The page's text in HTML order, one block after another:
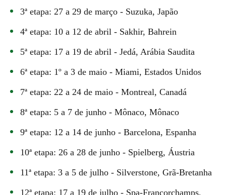
3ª etapa: 27 a 29 de março - Suzuka, Japão
4ª etapa: 10 a 12 de abril - Sakhir, Bahrein
5ª etapa: 17 a 19 de abril - Jedá, Arábia Saudita
6ª etapa: 1º a 3 de maio - Miami, Estados Unidos
7ª etapa: 22 a 24 de maio - Montreal, Canadá
8ª etapa: 5 a 7 de junho - Mônaco, Mônaco
9ª etapa: 12 a 14 de junho - Barcelona, Espanha
10ª etapa: 26 a 28 de junho - Spielberg, Áustria
11ª etapa: 3 a 5 de julho - Silverstone, Grã-Bretanha
12ª etapa: 17 a 19 de julho - Spa-Francorchamps,